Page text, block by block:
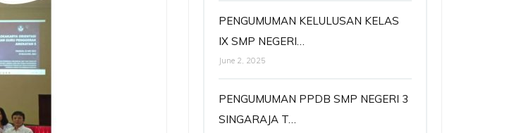
PENGUMUMAN KELULUSAN KELAS
IX SMP NEGERI…
June 2, 2025
PENGUMUMAN PPDB SMP NEGERI 3
SINGARAJA T…